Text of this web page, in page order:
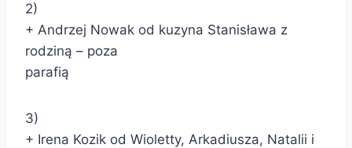
2)
+ Andrzej Nowak od kuzyna Stanisława z
rodziną – poza
parafią
3)
+ Irena Kozik od Wioletty, Arkadiusza, Natalii i